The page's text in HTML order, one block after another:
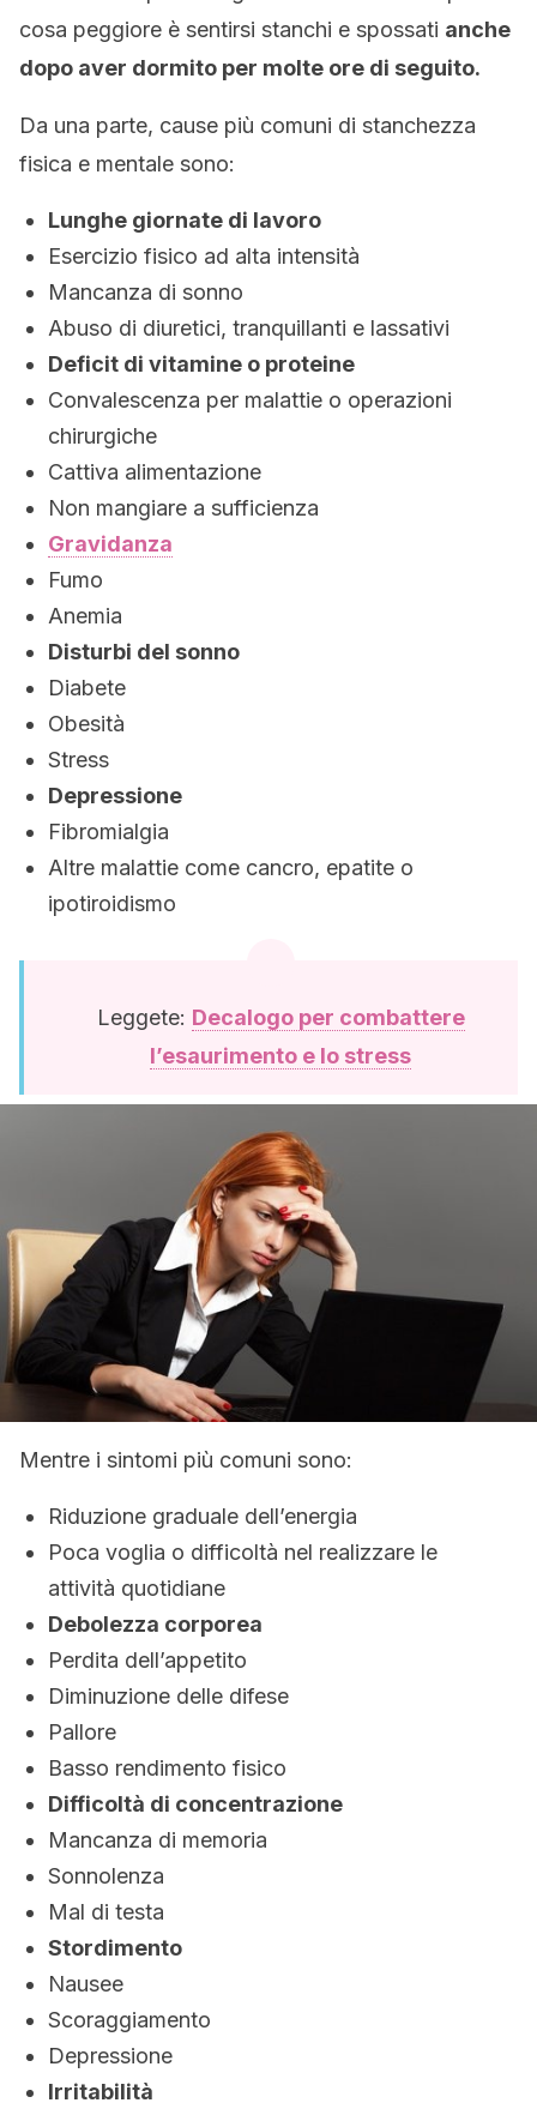
cosa peggiore è sentirsi stanchi e spossati anche
dopo aver dormito per molte ore di seguito.
Da una parte, cause più comuni di stanchezza
fisica e mentale sono:
Lunghe giornate di lavoro
Esercizio fisico ad alta intensità
Mancanza di sonno
Abuso di diuretici, tranquillanti e lassativi
Deficit di vitamine o proteine
Convalescenza per malattie o operazioni
chirurgiche
Cattiva alimentazione
Non mangiare a sufficienza
Gravidanza
Fumo
Anemia
Disturbi del sonno
Diabete
Obesità
Stress
Depressione
Fibromialgia
Altre malattie come cancro, epatite o
ipotiroidismo
Leggete: Decalogo per combattere
l’esaurimento e lo stress
Mentre i sintomi più comuni sono:
Riduzione graduale dell’energia
Poca voglia o difficoltà nel realizzare le
attività quotidiane
Debolezza corporea
Perdita dell’appetito
Diminuzione delle difese
Pallore
Basso rendimento fisico
Difficoltà di concentrazione
Mancanza di memoria
Sonnolenza
Mal di testa
Stordimento
Nausee
Scoraggiamento
Depressione
Irritabilità